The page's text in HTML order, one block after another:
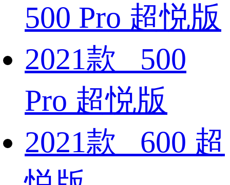
500 Pro 超悦版
2021款 500
Pro 超悦版
2021款 600 超